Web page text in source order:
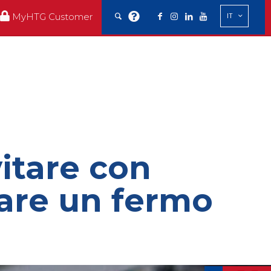
MyHTG Customer IT
con
un fermo